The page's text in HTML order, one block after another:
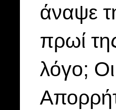
άναψε
πρωί
λόγο;